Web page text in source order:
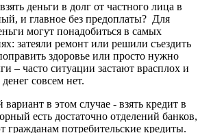
деньги в долг от частного лица в
и главное без предоплаты? Для
могут понадобиться в самых
затеяли ремонт или решили съездить
здоровье или просто нужно
– часто ситуации застают врасплох и
совсем нет.
в этом случае - взять кредит в
есть достаточно отделений банков,
гражданам потребительские кредиты.